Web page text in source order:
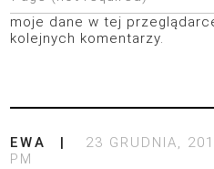
moje dane w tej
kolejnych komentarzy.
EWA
23 GRUDNIA,
PM